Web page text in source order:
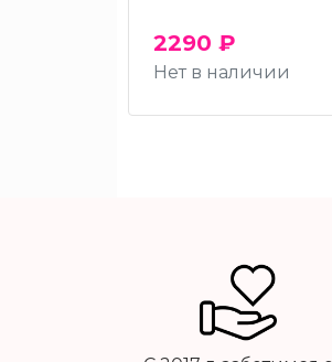
2290 ₽
Нет в наличии